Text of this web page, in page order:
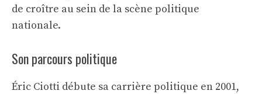
de croître au sein de la scène politique
nationale.
Son parcours politique
Éric Ciotti débute sa carrière politique en 2001,